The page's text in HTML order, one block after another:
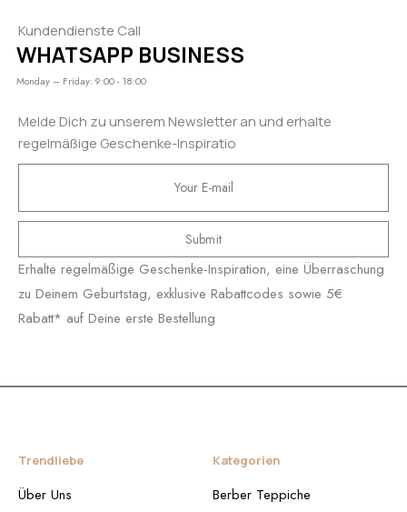
Kundendienste Call
WHATSAPP BUSINESS
Monday – Friday: 9:00 - 18:00
Melde Dich zu unserem Newsletter an und erhalte
regelmäßige Geschenke-Inspiratio
Submit
Erhalte regelmäßige Geschenke-Inspiration, eine Überraschung
zu Deinem Geburtstag, exklusive Rabattcodes sowie 5€
Rabatt* auf Deine erste Bestellung
Trendliebe
Über Uns
Kategorien
Berber Teppiche